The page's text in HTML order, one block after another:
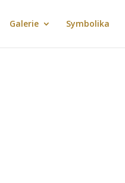
Galerie Symbolika